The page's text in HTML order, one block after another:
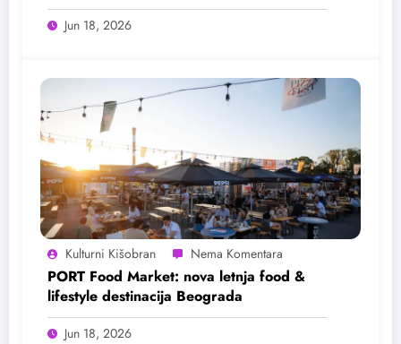
Jun 18, 2026
Kulturni Kišobran
PORT Food Market: nova letnja food &
lifestyle destinacija Beograda
Jun 18, 2026